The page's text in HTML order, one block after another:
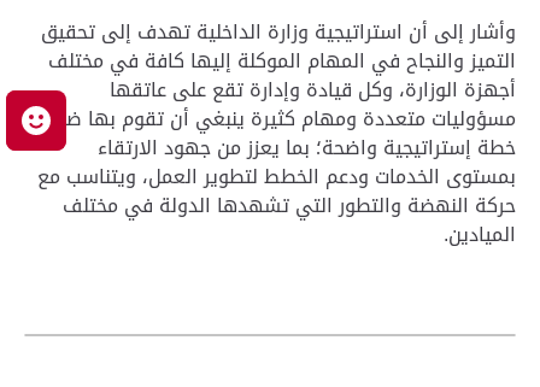
وأشار إلى أن استراتيجية وزارة الداخلية تهدف إلى تحقيق
التميز والنجاح في المهام الموكلة إليها كافة في مختلف
أجهزة الوزارة، وكل قيادة وإدارة تقع على عاتقها
مسؤوليات متعددة ومهام كثيرة ينبغي أن تقوم بها ضمن
خطة إستراتيجية واضحة؛ بما يعزز من جهود الارتقاء
بمستوى الخدمات ودعم الخطط لتطوير العمل، ويتناسب مع
حركة النهضة والتطور التي تشهدها الدولة في مختلف
الميادين.